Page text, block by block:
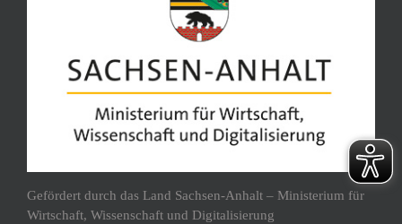
Gefördert durch das Land Sachsen-Anhalt – Ministerium für
Wirtschaft, Wissenschaft und Digitalisierung